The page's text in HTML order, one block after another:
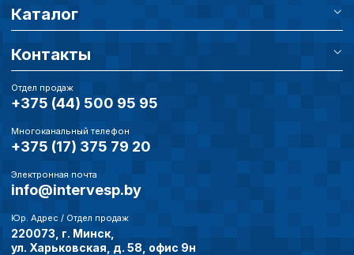
Каталог
Контакты
Отдел продаж
+375 (44) 500 95 95
Многоканальный телефон
+375 (17) 375 79 20
Электронная почта
info@intervesp.by
Юр. Адрес / Отдел продаж
220073, г. Минск,
ул. Харьковская, д. 58, офис 9н